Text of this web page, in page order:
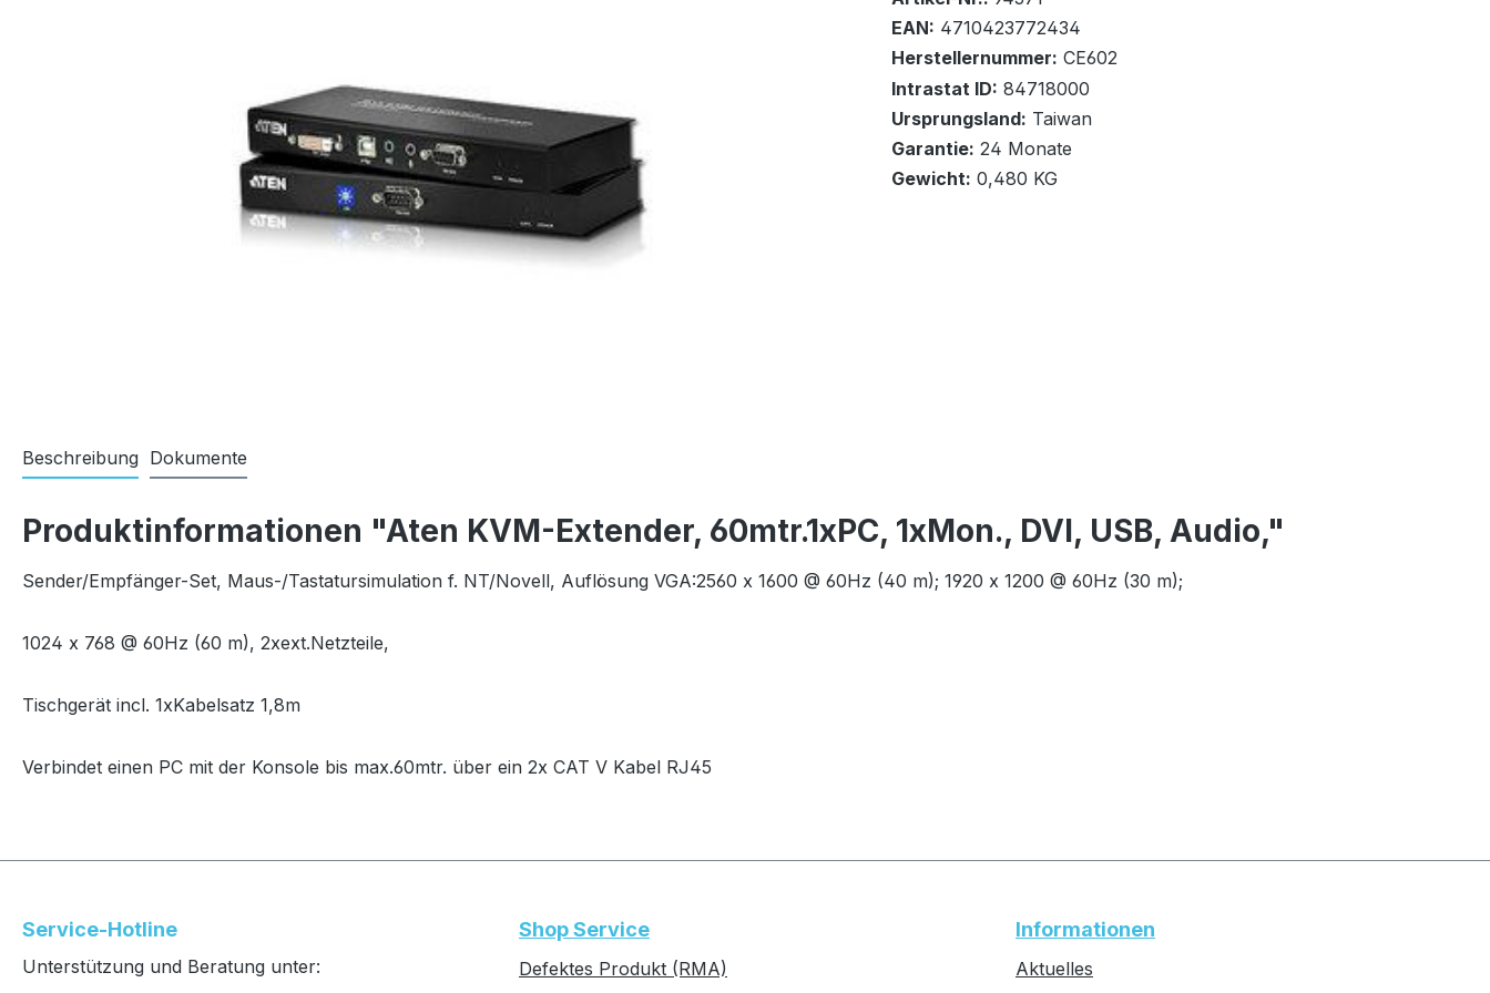
In den Warenkorb
EAN: 4710423772434
Herstellernummer: CE602
Intrastat ID: 84718000
Ursprungsland: Taiwan
Garantie: 24 Monate
Gewicht: 0,480 KG
Beschreibung Dokumente
Produktinformationen "Aten KVM-Extender, 60mtr.1xPC, 1xMon., DVI, USB, Audio,"
Sender/Empfänger-Set, Maus-/Tastatursimulation f. NT/Novell, Auflösung VGA:2560 x 1600 @ 60Hz (40 m); 1920 x 1200 @ 60Hz (30 m);
1024 x 768 @ 60Hz (60 m), 2xext.Netzteile,
Tischgerät incl. 1xKabelsatz 1,8m
Verbindet einen PC mit der Konsole bis max.60mtr. über ein 2x CAT V Kabel RJ45
Service-Hotline
Unterstützung und Beratung unter:
Shop Service
Defektes Produkt (RMA)
Informationen
Aktuelles